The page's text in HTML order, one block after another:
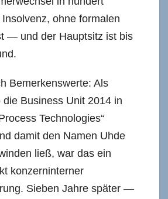
ohne formalen
— und der Hauptsitz ist bis
Bemerkenswerte: Als
Business Unit 2014 in
Technologies“
damit den Namen Uhde
ließ, war das ein
konzerninterner
Sieben Jahre später —